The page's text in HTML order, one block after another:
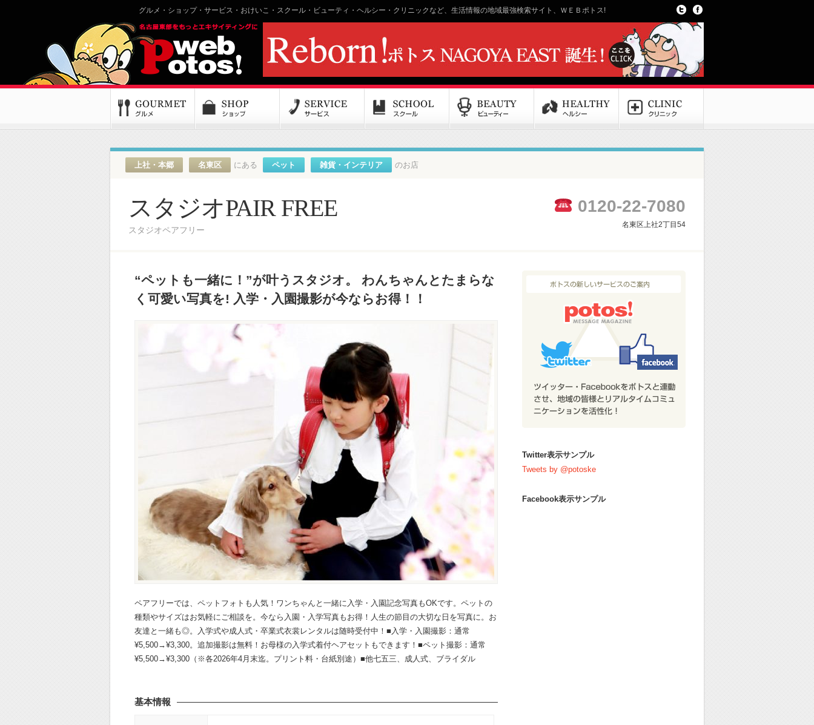
グルメ・ショップ・サービス・おけいこ・スクール・ビューティ・ヘルシー・クリニックなど、生活情報の地域最強検索サイト、ＷＥＢポトス!
上社・本郷 名東区 にある ペット 雑貨・インテリア のお店
スタジオPAIR FREE
スタジオペアフリー
0120-22-7080
名東区上社2丁目54
“ペットも一緒に！”が叶うスタジオ。 わんちゃんとたまらな
く可愛い写真を! 入学・入園撮影が今ならお得！！
ペアフリーでは、ペットフォトも人気！ワンちゃんと一緒に入学・入園記念写真もOKです。ペットの
種類やサイズはお気軽にご相談を。今なら入園・入学写真もお得！人生の節目の大切な日を写真に。お
友達と一緒も◎。入学式や成人式・卒業式衣裳レンタルは随時受付中！■入学・入園撮影：通常
¥5,500→¥3,300。追加撮影は無料！お母様の入学式着付ヘアセットもできます！■ペット撮影：通常
¥5,500→¥3,300（※各2026年4月末迄。プリント料・台紙別途）■他七五三、成人式、ブライダル
基本情報
Twitter表示サンプル
Tweets by @potoske
Facebook表示サンプル